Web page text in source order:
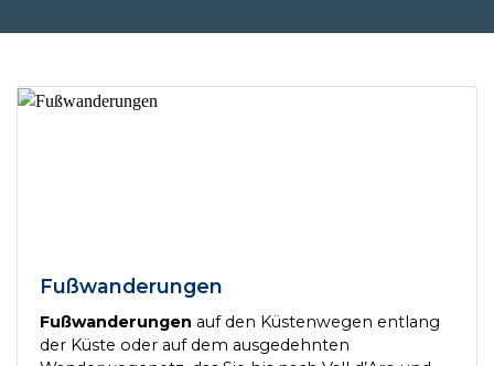
Fußwanderungen
Fußwanderungen auf den Küstenwegen entlang
der Küste oder auf dem ausgedehnten